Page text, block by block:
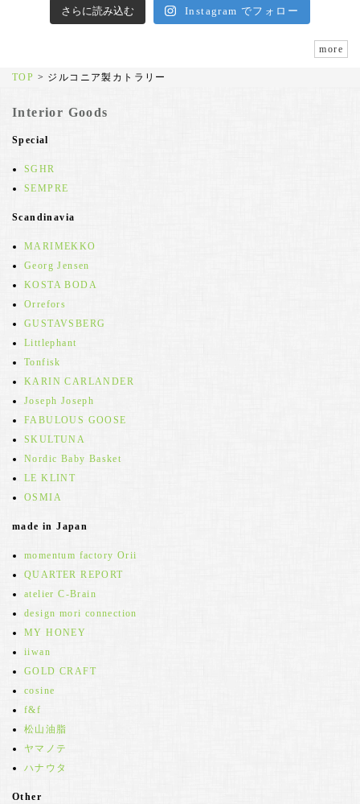
さらに読み込む Instagram でフォロー
more
TOP > ジルコニア製カトラリー
Interior Goods
Special
SGHR
SEMPRE
Scandinavia
MARIMEKKO
Georg Jensen
KOSTA BODA
Orrefors
GUSTAVSBERG
Littlephant
Tonfisk
KARIN CARLANDER
Joseph Joseph
FABULOUS GOOSE
SKULTUNA
Nordic Baby Basket
LE KLINT
OSMIA
made in Japan
momentum factory Orii
QUARTER REPORT
atelier C-Brain
design mori connection
MY HONEY
iiwan
GOLD CRAFT
cosine
f&f
松山油脂
ヤマノテ
ハナウタ
Other